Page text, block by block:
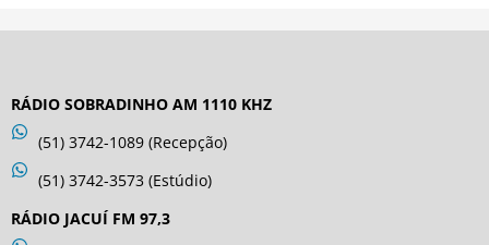
RÁDIO SOBRADINHO AM 1110 KHZ
(51) 3742-1089 (Recepção)
(51) 3742-3573 (Estúdio)
RÁDIO JACUÍ FM 97,3